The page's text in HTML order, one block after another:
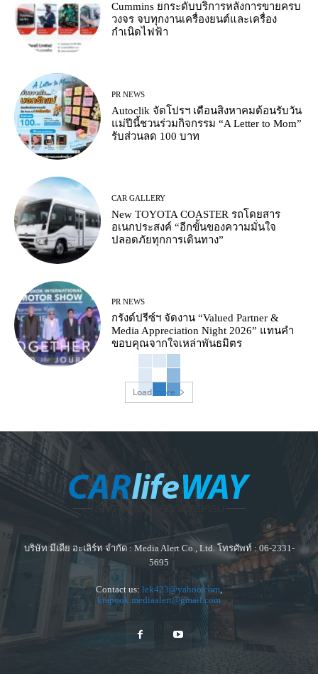
Cummins ยกระดับบริการหลังการขายครบ
วงจร จบทุกงานเครื่องยนต์และเครื่อง
กำเนิดไฟฟ้า
PR NEWS
Autoclik จัดโปรฯ เดือนสิงหาคมต้อนรับวัน
แม่ปีนี้ชวนร่วมกิจกรรม “A Letter to Mom”
รับส่วนลด 100 บาท
CAR GALLERY
New TOYOTA COASTER รถโดยสาร
อเนกประสงค์ “อีกขั้นของความมั่นใจ
ปลอดภัยทุกการเดินทาง”
PR NEWS
กรังด์ปรีซ์ฯ จัดงาน “Valued Partner &
Media Appreciation Night 2026” แทนคำ
ขอบคุณจากใจเหล่าพันธมิตร
Load more
บริษัท มีเดีย อะเลิร์ท จำกัด : Media Alert Co., Ltd. โทรศัพท์ : 06-2331-
5695
Contact us: lek423@yahoo.com,
krapook.mediaalert@gmail.com